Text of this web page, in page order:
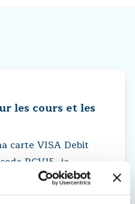
les cours et les
carte VISA Debit
BCV15, je
sur les cours
l’année.